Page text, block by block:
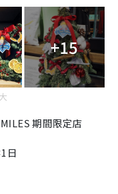
+15
期間限定店
日